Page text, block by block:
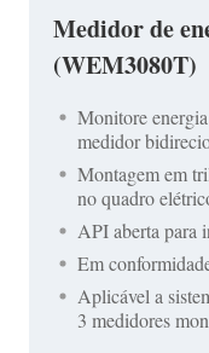
Medidor de
(WEM3080T)
Monitore
medidor
Montagem em
no quadro
API aberta para
Em
Aplicável a
3 medidores